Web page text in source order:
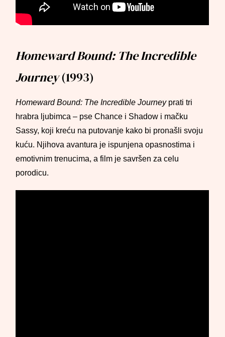
Homeward Bound: The Incredible
Journey(1993)
Homeward Bound: The Incredible Journeyprati tri
hrabra ljubimca – pse Chance i Shadow i mačku
Sassy, koji kreću na putovanje kako bi pronašli svoju
kuću. Njihova avantura je ispunjena opasnostima i
emotivnim trenucima, a film je savršen za celu
porodicu.